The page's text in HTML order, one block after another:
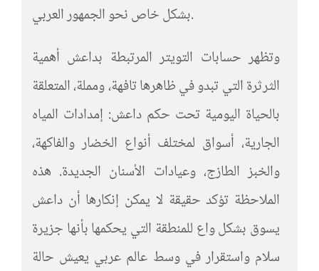
بشكل خاص نحو الجمهور العربي.
وتظهر حسابات التويتر المرتبطة بداعش أهمية
الثرثرة التي تبدو في ظاهرها تافهة، ومملة، المتعلقة
بالحياة اليومية تحت حكم داعش: إمدادات المياه
الجارية، أسواق لمختلف أنواع الخضار والفاكهة،
والخبز الطازج، وعيادات الأسنان الجديدة. هذه
الملاحظة تؤكد حقيقة لا يمكن إنكارها أن داعش
يسوق بشكل واع للمنطقة التي يحكمها بأنها جزيرة
سلام واستقرار في وسط عالم عربي يعيش حالة